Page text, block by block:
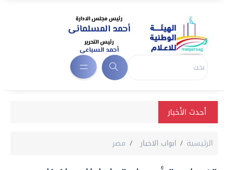
أحدث الأخبار
الرئيسية ابواب الاخبار مصر